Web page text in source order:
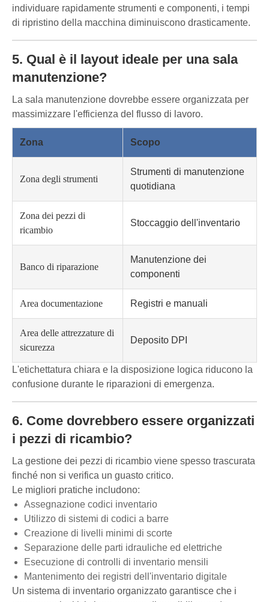
individuare rapidamente strumenti e componenti, i tempi
di ripristino della macchina diminuiscono drasticamente.
5. Qual è il layout ideale per una sala
manutenzione?
La sala manutenzione dovrebbe essere organizzata per
massimizzare l'efficienza del flusso di lavoro.
Zona Scopo
Zona degli strumenti
Strumenti di manutenzione
quotidiana
Zona dei pezzi di
ricambio
Stoccaggio dell'inventario
Banco di riparazione
Manutenzione dei
componenti
Area documentazione Registri e manuali
Area delle attrezzature di
sicurezza
Deposito DPI
L'etichettatura chiara e la disposizione logica riducono la
confusione durante le riparazioni di emergenza.
6. Come dovrebbero essere organizzati
i pezzi di ricambio?
La gestione dei pezzi di ricambio viene spesso trascurata
finché non si verifica un guasto critico.
Le migliori pratiche includono:
Assegnazione codici inventario
Utilizzo di sistemi di codici a barre
Creazione di livelli minimi di scorte
Separazione delle parti idrauliche ed elettriche
Esecuzione di controlli di inventario mensili
Mantenimento dei registri dell'inventario digitale
Un sistema di inventario organizzato garantisce che i